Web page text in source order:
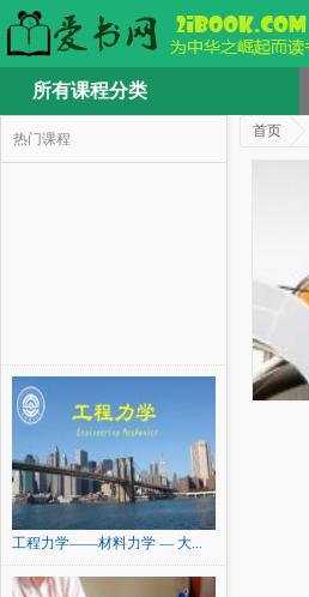
所有课程分类
热门课程
工程力学——材料力学 — 大...
首页